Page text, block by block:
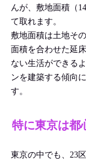
んが、敷地面積（
て取れます。
敷地面積は土地そ
面積を合わせた延
ない生活ができる
ンを建築する傾向
す。
特に東京は都
東京の中でも、23